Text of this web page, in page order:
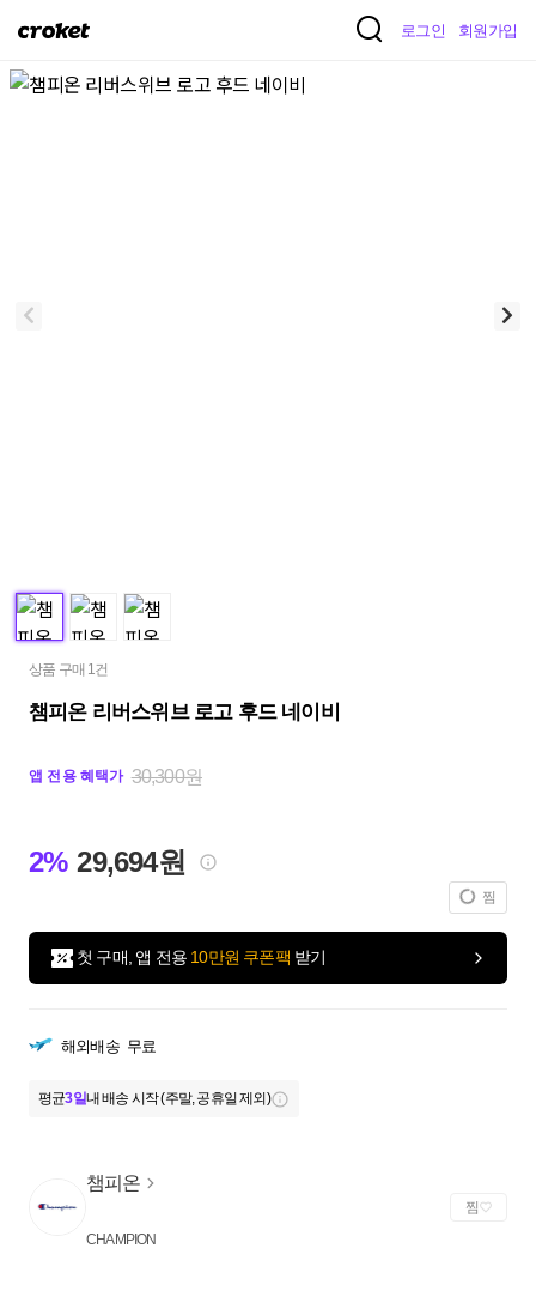
크
켓
로그인 회원가입
상품 구매 1건
챔피온 리버스위브 로고 후드 네이비
앱 전용 혜택가 30,300원
2% 29,694원
찜
첫 구매, 앱 전용 10만원 쿠폰팩 받기
해외배송 무료
평균3일내 배송 시작 (주말, 공휴일 제외)
챔피온
CHAMPION
찜